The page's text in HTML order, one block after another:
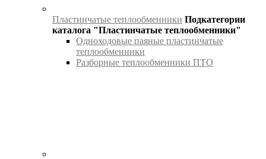
Пластинчатые теплообменники Подкатегории
каталога "Пластинчатые теплообменники"
Одноходовые паяные пластинчатые
теплообменники
Разборные теплообменники ПТО